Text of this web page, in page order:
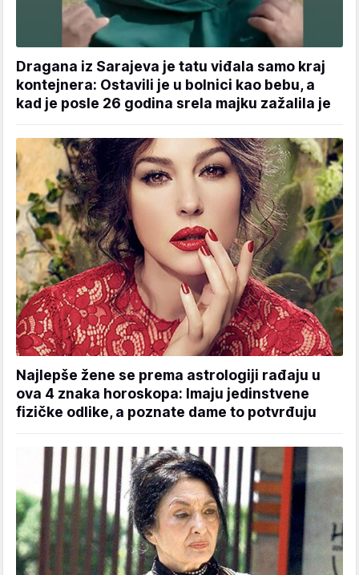
Dragana iz Sarajeva je tatu viđala samo kraj
kontejnera: Ostavili je u bolnici kao bebu, a
kad je posle 26 godina srela majku zažalila je
Najlepše žene se prema astrologiji rađaju u
ova 4 znaka horoskopa: Imaju jedinstvene
fizičke odlike, a poznate dame to potvrđuju